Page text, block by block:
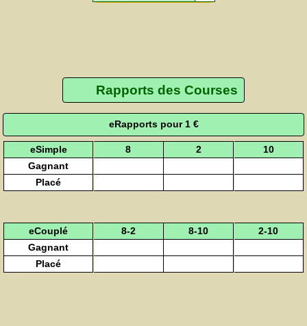
Rapports des Courses
eRapports pour 1 €
eSimple 8 2
10
Gagnant
Placé
eCouplé 8-2 8-10
2-10
Gagnant
Placé